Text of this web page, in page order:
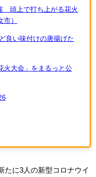
頭上で打ち上がる花火
）
良い味付けの唐揚げた
火大会」をまるっと公
たに3人の新型コロナウイ